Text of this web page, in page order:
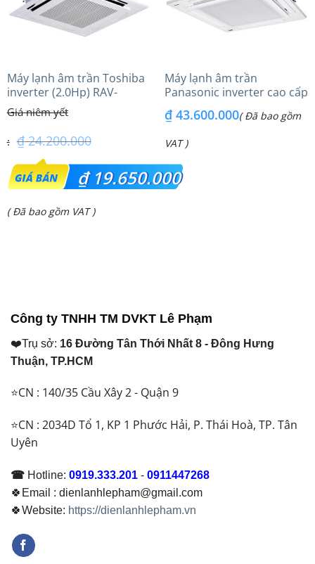
Máy lạnh âm trần Toshiba
inverter (2.0Hp) RAV-
GV1801AP-V
₫24.200.000
Giá
gốc
là:
₫19.650.000
Giá
( Đã bao gồm VAT )
Máy lạnh âm trần
Panasonic inverter cao cấp
(6.0Hp) S-3448PU3HA/U-
48PRH1H8 – 3 Pha
₫43.600.000( Đã bao gồm
VAT )
Công ty TNHH TM DVKT Lê Phạm
❤️Trụ sở: 16 Đường Tân Thới Nhất 8 - Đông Hưng
Thuận, TP.HCM
⭐CN : 140/35 Cầu Xây 2 - Quận 9
⭐CN : 2034D Tổ 1, KP 1 Phước Hải, P. Thái Hoà, TP. Tân
Uyên
☎ Hotline: 0919.333.201 - 0911447268
🍀Email : dienlanhlepham@gmail.com
🍀Website: https://dienlanhlepham.vn